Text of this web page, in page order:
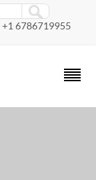
+1 6786719955